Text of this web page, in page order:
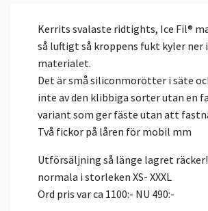
Kerrits svalaste ridtights, Ice Fil®
så luftigt så kroppens fukt kyler ner
materialet.
Det är små siliconmorötter i säte
inte av den klibbiga sorter utan en
variant som ger fäste utan att
Två fickor på låren för mobil mm
Utförsäljning så länge lagret
normala i storleken XS- XXXL
Ord pris var ca 1100:- NU 490:-